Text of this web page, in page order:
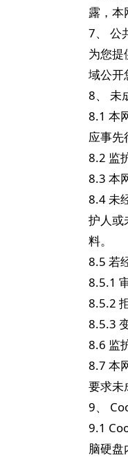
露，本
7、 公
为您提
域公开
8、 未
8.1 本
应事先
8.2 监
8.3 本
8.4 未
护人或
料。
8.5 若
8.5.1
8.5.2
8.5.3
8.6 监
8.7 本
要求未
9、
9.1
脑硬盘